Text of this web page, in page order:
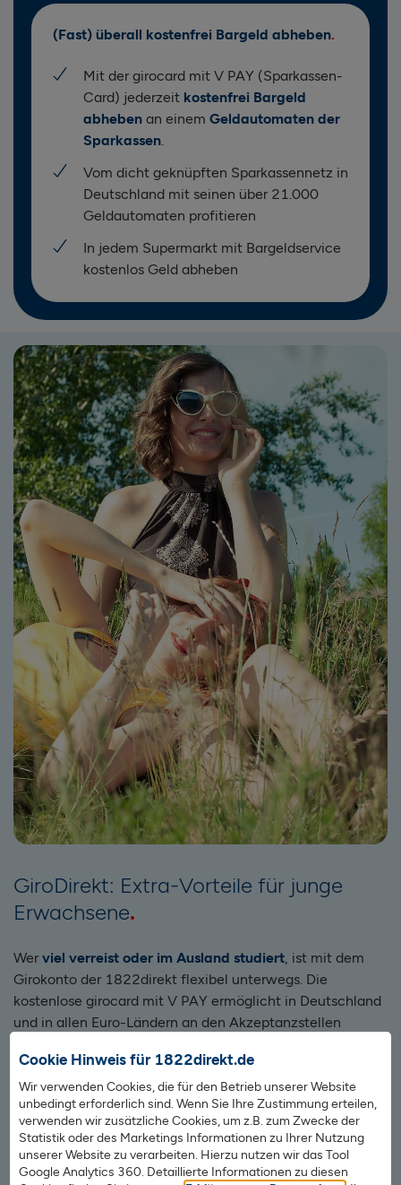
Cookie Hinweis für 1822direkt.de
Wir verwenden Cookies, die für den Betrieb unserer Website
unbedingt erforderlich sind. Wenn Sie Ihre Zustimmung erteilen,
verwenden wir zusätzliche Cookies, um z.B. zum Zwecke der
Statistik oder des Marketings Informationen zu Ihrer Nutzung
unserer Website zu verarbeiten. Hierzu nutzen wir das Tool
Google Analytics 360. Detaillierte Informationen zu diesen
(Fast) überall kostenfrei Bargeld abheben
Mit der girocard mit V PAY (Sparkassen-
Card) jederzeit kostenfrei Bargeld
abheben an einem Geldautomaten der
Sparkassen.
Vom dicht geknüpften Sparkassennetz in
Deutschland mit seinen über 21.000
Geldautomaten profitieren
In jedem Supermarkt mit Bargeldservice
kostenlos Geld abheben
GiroDirekt: Extra-Vorteile für junge
Erwachsene
Wer viel verreist oder im Ausland studiert, ist mit dem
Girokonto der 1822direkt flexibel unterwegs. Die
kostenlose girocard mit V PAY ermöglicht in Deutschland
und in allen Euro-Ländern an den Akzeptanzstellen
im Euroraum Geld abheben – sprich, in allen Ländern, die
den Euro als Währung haben. Also beispielsweise in
Frankreich, aber nicht in Schweden oder Dänemark. Bei
Abhebungen in einerfremden Landeswährungkönnen
für die Währungsumrechnung extra Gebühren anfallen.